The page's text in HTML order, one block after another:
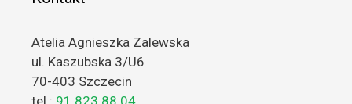
Atelia Agnieszka Zalewska
ul. Kaszubska 3/U6
70-403 Szczecin